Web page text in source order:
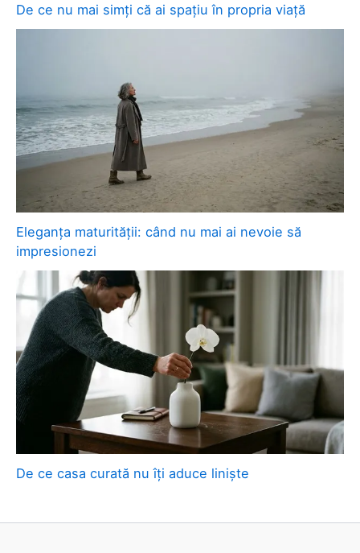
De ce nu mai simți că ai spațiu în propria viață
Eleganța maturității: când nu mai ai nevoie să
impresionezi
De ce casa curată nu îți aduce liniște